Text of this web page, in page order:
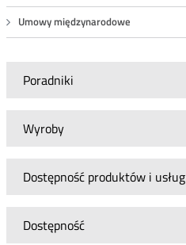
Umowy międzynarodowe
Poradniki
Wyroby
Dostępność produktów i usług
Dostępność